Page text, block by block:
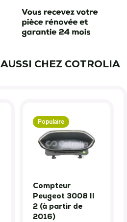
AUSSI CHEZ COTROLIA
Populaire
Compteur
Peugeot 3008 II
2 (à partir de
2016)